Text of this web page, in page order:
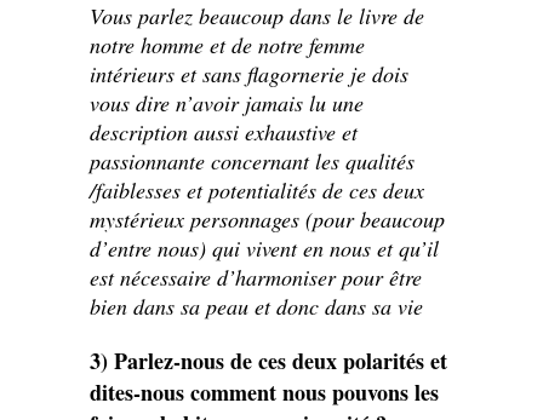
Vous parlez beaucoup dans le livre de
notre homme et de notre femme
intérieurs et sans flagornerie je dois
vous dire n’avoir jamais lu une
description aussi exhaustive et
passionnante concernant les qualités
/faiblesses et potentialités de ces deux
mystérieux personnages (pour beaucoup
d’entre nous) qui vivent en nous et qu’il
est nécessaire d’harmoniser pour être
bien dans sa peau et donc dans sa vie
3) Parlez-nous de ces deux polarités et
dites-nous comment nous pouvons les